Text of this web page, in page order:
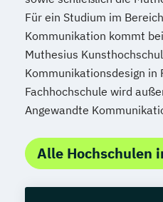
Für ein Studium im
Kommunikation kommt
Muthesius
Kommunikationsdesign in
Fachhochschule wird
Angewandte
Alle Hochschulen